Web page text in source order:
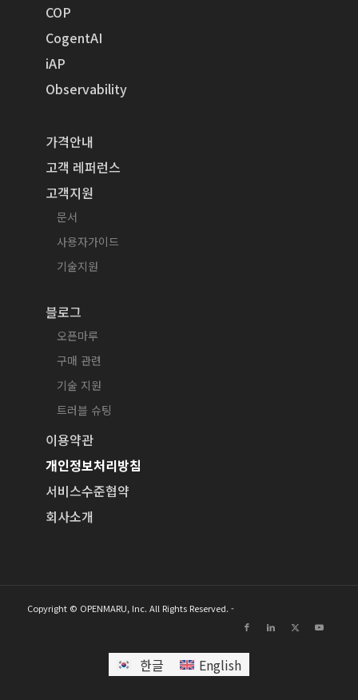
COP
CogentAI
iAP
Observability
가격안내
고객 레퍼런스
고객지원
문서
사용자가이드
기술지원
블로그
오픈마루
구매 관련
기술 지원
트러블 슈팅
이용약관
개인정보처리방침
서비스수준협약
회사소개
Copyright © OPENMARU, Inc. All Rights Reserved. -
한글 English